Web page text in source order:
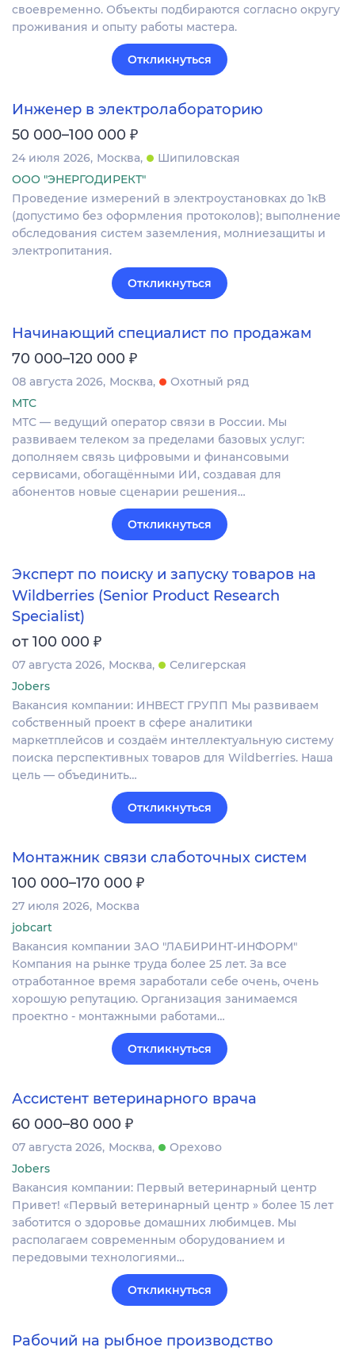
своевременно. Объекты подбираются согласно округу
проживания и опыту работы мастера.
Откликнуться
Инженер в электролабораторию
50 000–100 000 ₽
24 июля 2026 Москва
Шипиловская
ООО "ЭНЕРГОДИРЕКТ"
Проведение измерений в электроустановках до 1кВ
(допустимо без оформления протоколов); выполнение
обследования систем заземления, молниезащиты и
электропитания.
Откликнуться
Начинающий специалист по продажам
70 000–120 000 ₽
08 августа 2026 Москва
Охотный ряд
МТС
МТС — ведущий оператор связи в России. Мы
развиваем телеком за пределами базовых услуг:
дополняем связь цифровыми и финансовыми
сервисами, обогащёнными ИИ, создавая для
абонентов новые сценарии решения…
Откликнуться
Эксперт по поиску и запуску товаров на
Wildberries (Senior Product Research
Specialist)
от 100 000 ₽
07 августа 2026 Москва
Селигерская
Jobers
Вакансия компании: ИНВЕСТ ГРУПП Мы развиваем
собственный проект в сфере аналитики
маркетплейсов и создаём интеллектуальную систему
поиска перспективных товаров для Wildberries. Наша
цель — объединить…
Откликнуться
Монтажник связи слаботочных систем
100 000–170 000 ₽
27 июля 2026 Москва
jobcart
Вакансия компании ЗАО "ЛАБИРИНТ-ИНФОРМ"
Компания на рынке труда более 25 лет. За все
отработанное время заработали себе очень, очень
хорошую репутацию. Организация занимаемся
проектно - монтажными работами…
Откликнуться
Ассистент ветеринарного врача
60 000–80 000 ₽
07 августа 2026 Москва
Орехово
Jobers
Вакансия компании: Первый ветеринарный центр
Привет! «Первый ветеринарный центр » более 15 лет
заботится о здоровье домашних любимцев. Мы
располагаем современным оборудованием и
передовыми технологиями…
Откликнуться
Рабочий на рыбное производство